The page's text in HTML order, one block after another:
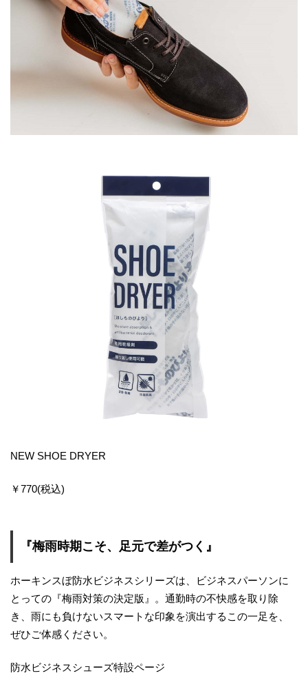
NEW SHOE DRYER
￥770(税込)
『梅雨時期こそ、足元で差がつく』
ホーキンスぼ防水ビジネスシリーズは、ビジネスパーソンに
とっての『梅雨対策の決定版』。通勤時の不快感を取り除
き、雨にも負けないスマートな印象を演出するこの一足を、
ぜひご体感ください。
防水ビジネスシューズ特設ページ